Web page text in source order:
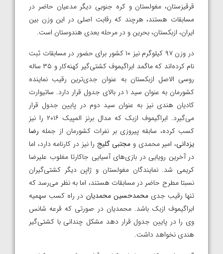
قرقیزستان، مغولستان و کره جنوبی دیگر مدعیان حاضر در
مسابقات هستند، هرچند که رقابت اصلی در این وزن بین
ایران، ازبکستان، بحرین و در مرحله بعدی هندوستان است.
در وزن ۹۷ کیلوگرم نیز ۱۰ کشور برای حضور در مسابقات ثبت
نام کرده‌اند که ماگمد ابراگیموف کشتی‌گیر کهنه‌کار و ۳۵ ساله
روسی الاصل ازبکستان به عنوان جدی‌ترین رقیب نماینده
کشورمان به عنوان سید ۱ در بالای جدول قرار دارد. ساتیوارت
کادیان هندی نیز به عنوان سید دوم در پایین جدول قرار
می‌گیرد. ابراگیموف ازبک که مدال برنز المپیک ۲۰۱۶ را نیز
کسب کرده، سابقه پیروزی بر نفرات کشورمان از جمله رضا
یزدانی، امیر محمدی و مجتبی گلیج را نیز در کارنامه دارد، اما
در آخرین رویایی در بازی‌های آسیایی جاکارتا مغلوب علیرضا
کریمی شد. نمایندگان مغولستان و ژاپن دیگر کشتی‌گیران
نسبتا مطرح حاضر در مسابقات هستند، اما به نظر می‌رسد که
تنها رقیب جدیمحمدحسین محمدیان در راه کسب سهمیه
ابراگیموف ازبک باشد. محمدیان در صورتی که قرعه شانس
وی را در پایین جدول قرار دهد مشکل چندانی با کشتی‌گیر
هندی نخواهد داشت.